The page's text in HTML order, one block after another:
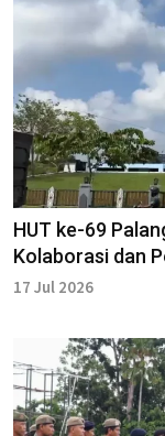
HUT ke-69
Kolaborasi dan
17 Jul 2026